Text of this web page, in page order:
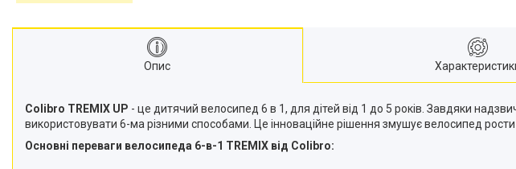
Опис
Colibro TREMIX UP - це дитячий велосипед 6 в 1, для дітей від 1 до 5 років. Завдяки
використовувати 6-ма різними способами. Це інноваційне рішення змушує велосипед
Основні переваги велосипеда 6-в-1 TREMIX від Colibro: